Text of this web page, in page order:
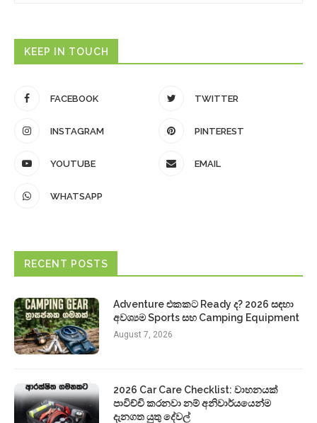
KEEP IN TOUCH
FACEBOOK TWITTER
INSTAGRAM PINTEREST
YOUTUBE EMAIL
WHATSAPP
RECENT POSTS
Adventure එකකට Ready ද? 2026 සඳහා
අවශ්‍යම Sports සහ Camping Equipment
August 7, 2026
2026 Car Care Checklist: වාහනයක්
පාවිච්චි කරනවා නම් අනිවාර්යයෙන්ම
දැනගත යුතු දේවල්